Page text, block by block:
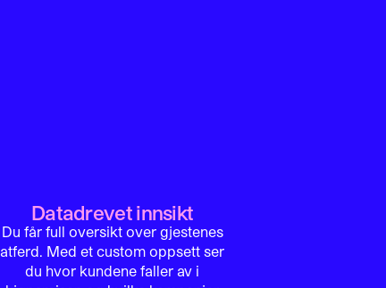
Datadrevet innsikt
Du får full oversikt over gjestenes
atferd. Med et custom oppsett ser
du hvor kundene faller av i